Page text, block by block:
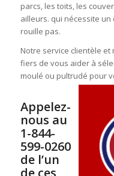
parcs, les toits, les
ailleurs. qui nécessite
rouille pas.
Notre service clientèle
fiers de vous aider à
moulé ou pultrudé pour
Appelez-
nous au
1-844-
599-0260
de l’un
de ces